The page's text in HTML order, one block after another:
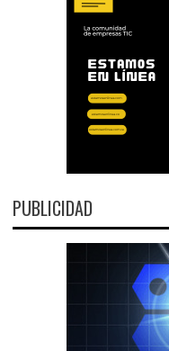
PUBLICIDAD